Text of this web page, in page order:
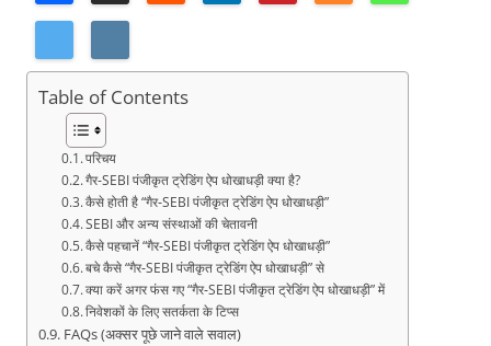
Table of Contents
परिचय
गैर‑SEBI पंजीकृत ट्रेडिंग ऐप धोखाधड़ी क्या है?
कैसे होती है “गैर‑SEBI पंजीकृत ट्रेडिंग ऐप धोखाधड़ी”
SEBI और अन्य संस्थाओं की चेतावनी
कैसे पहचानें “गैर‑SEBI पंजीकृत ट्रेडिंग ऐप धोखाधड़ी”
बचे कैसे “गैर‑SEBI पंजीकृत ट्रेडिंग ऐप धोखाधड़ी” से
क्या करें अगर फंस गए “गैर‑SEBI पंजीकृत ट्रेडिंग ऐप धोखाधड़ी” में
निवेशकों के लिए सतर्कता के टिप्स
FAQs (अक्सर पूछे जाने वाले सवाल)